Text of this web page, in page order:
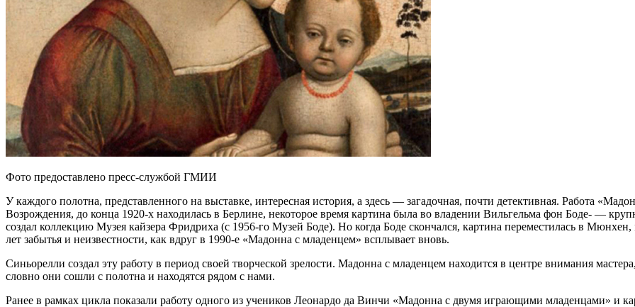
Фото предоставлено пресс-службой ГМИИ
У каждого полотна, представленного на выставке, интересная история, а здесь — загадочная, почти детективная. Работа
Возрождения, до конца 1920-х находилась в Берлине, некоторое время картина была во владении Вильгельма фон Боде- —
создал коллекцию Музея кайзера Фридриха (с 1956-го Музей Боде). Но когда Боде скончался, картина переместилась в
лет забытья и неизвестности, как вдруг в 1990-е «Мадонна с младенцем» всплывает вновь.
Синьорелли создал эту работу в период своей творческой зрелости. Мадонна с младенцем находится в центре внимания
словно они сошли с полотна и находятся рядом с нами.
Ранее в рамках цикла показали работу одного из учеников Леонардо да Винчи «Мадонна с двумя играющими младенцами»